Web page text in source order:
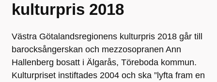
kulturpris 2018
Västra Götalandsregionens kulturpris 2018 går till
barocksångerskan och mezzosopranen Ann
Hallenberg bosatt i Älgarås, Töreboda kommun.
Kulturpriset instiftades 2004 och ska ”lyfta fram en